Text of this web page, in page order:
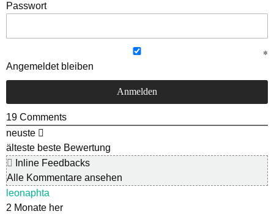
Passwort
Angemeldet bleiben
19 Comments
neuste
älteste beste Bewertung
Inline Feedbacks
Alle Kommentare ansehen
leonaphta
2 Monate her